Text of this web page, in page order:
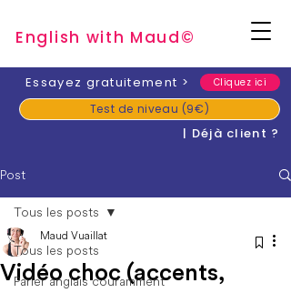
English with Maud©
​Essayez gratuitement > Cliquez ici
Test de niveau (9€)
| Déjà client ?
Post
Tous les posts
Parler anglais couramment
Tous les posts
Vidéo choc (accents,
Maud Vuaillat